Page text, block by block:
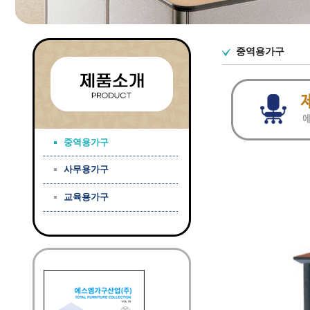
중역용가구
사무용가구
교육용가구
중역용가구